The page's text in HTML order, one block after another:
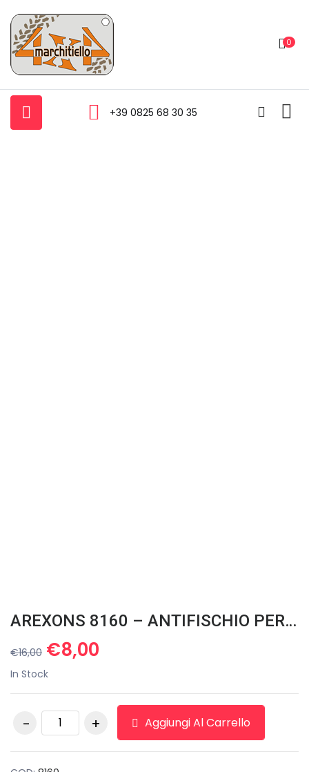
0
+39 0825 68 30 35
AREXONS 8160 – ANTIFISCHIO PER FRENI LUBRIFICANTE PROTETTIVA ANTI USURA
€16,00 Il
prezzo
originale
€16,00.
€8,00
€8,00.
In Stock
AREXONS 8160 -
ANTIFISCHIO PER
Aggiungi Al Carrello